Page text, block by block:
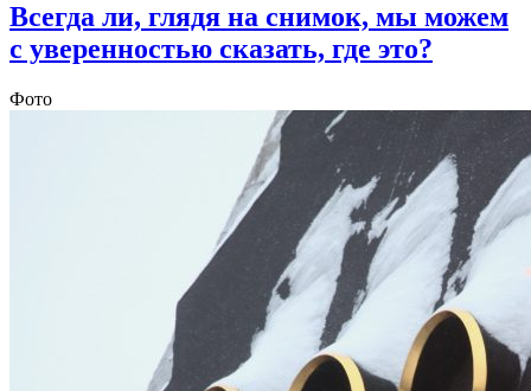
Всегда ли, глядя на снимок, мы можем
с уверенностью сказать, где это?
Фото